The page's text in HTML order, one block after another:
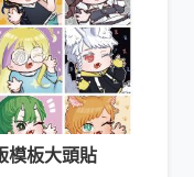
模板大頭貼